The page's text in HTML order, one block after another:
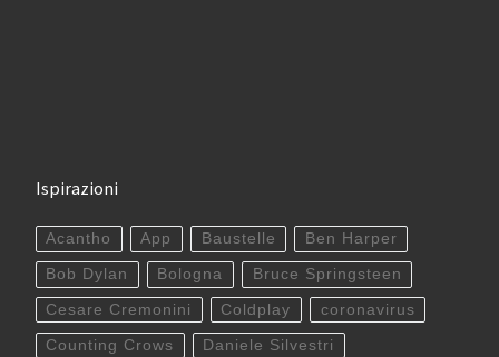
Ispirazioni
Acantho App Baustelle Ben Harper
Bob Dylan Bologna Bruce Springsteen
Cesare Cremonini Coldplay coronavirus
Counting Crows Daniele Silvestri